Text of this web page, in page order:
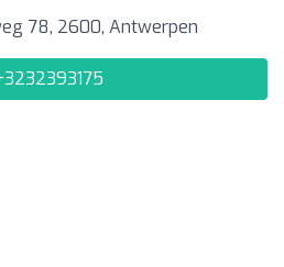
78, 2600, Antwerpen